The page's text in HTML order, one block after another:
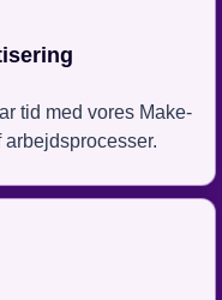
tid med vores Make-